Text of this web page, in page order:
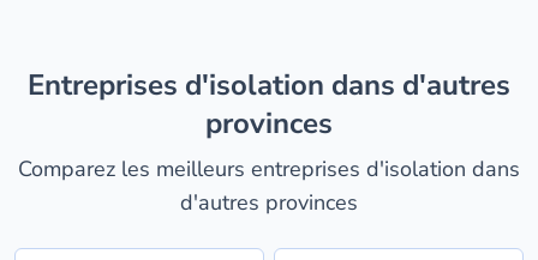
entreprises d'isolation dans d'autres
provinces
Comparez les meilleurs entreprises d'isolation dans
d'autres provinces